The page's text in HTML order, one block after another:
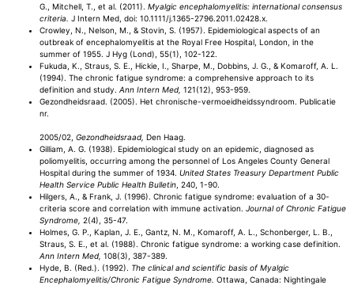
G., Mitchell, T., et al. (2011). Myalgic encephalomyelitis: international consensus
criteria. J Intern Med, doi: 10.1111/j.1365-2796.2011.02428.x.
Crowley, N., Nelson, M., & Stovin, S. (1957). Epidemiological aspects of an
outbreak of encephalomyelitis at the Royal Free Hospital, London, in the
summer of 1955. J Hyg (Lond), 55(1), 102-122.
Fukuda, K., Straus, S. E., Hickie, I., Sharpe, M., Dobbins, J. G., & Komaroff, A. L.
(1994). The chronic fatigue syndrome: a comprehensive approach to its
definition and study. Ann Intern Med, 121(12), 953-959.
Gezondheidsraad. (2005). Het chronische-vermoeidheidssyndroom. Publicatie
nr.
2005/02, Gezondheidsraad, Den Haag.
Gilliam, A. G. (1938). Epidemiological study on an epidemic, diagnosed as
poliomyelitis, occurring among the personnel of Los Angeles County General
Hospital during the summer of 1934. United States Treasury Department Public
Health Service Public Health Bulletin , 240, 1-90.
Hilgers, A., & Frank, J. (1996). Chronic fatigue syndrome: evaluation of a 30-
criteria score and correlation with immune activation. Journal of Chronic Fatigue
Syndrome, 2(4), 35-47.
Holmes, G. P., Kaplan, J. E., Gantz, N. M., Komaroff, A. L., Schonberger, L. B.,
Straus, S. E., et al. (1988). Chronic fatigue syndrome: a working case definition.
Ann Intern Med, 108(3), 387-389.
Hyde, B. (Red.). (1992). The clinical and scientific basis of Myalgic
Encephalomyelitis/Chronic Fatigue Syndrome. Ottawa, Canada: Nightingale